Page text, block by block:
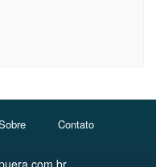
Contato